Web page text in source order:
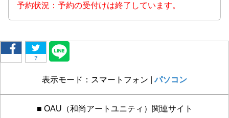
予約状況：予約の受付けは終了しています。
?
表示モード：スマートフォン |パソコン
■ OAU（和尚アートユニティ）関連サイト